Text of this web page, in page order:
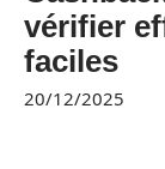
vérifier
faciles
20/12/2025